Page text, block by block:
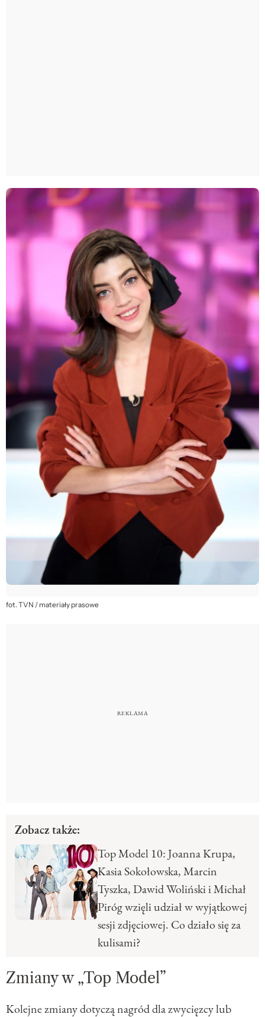
fot. TVN / materiały prasowe
Zobacz także:
Top Model 10: Joanna Krupa,
Kasia Sokołowska, Marcin
Tyszka, Dawid Woliński i Michał
Piróg wzięli udział w wyjątkowej
sesji zdjęciowej. Co działo się za
kulisami?
Zmiany w „Top Model”
Kolejne zmiany dotyczą nagród dla zwycięzcy lub